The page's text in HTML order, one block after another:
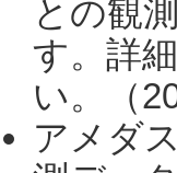
との観
す。詳
い。（
アメダ